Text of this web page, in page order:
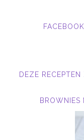
DEZE
BROWNIES